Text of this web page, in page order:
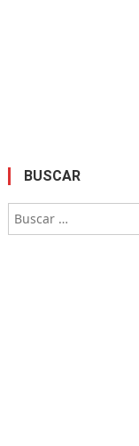
BUSCAR